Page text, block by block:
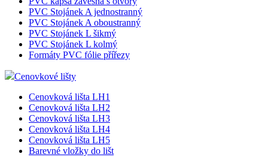
PVC Stojánek A jednostranný
PVC Stojánek A oboustranný
PVC Stojánek L šikmý
PVC Stojánek L kolmý
Formáty PVC fólie přířezy
Cenovkové lišty
Cenovková lišta LH1
Cenovková lišta LH2
Cenovková lišta LH3
Cenovková lišta LH4
Cenovková lišta LH5
Barevné vložky do lišt